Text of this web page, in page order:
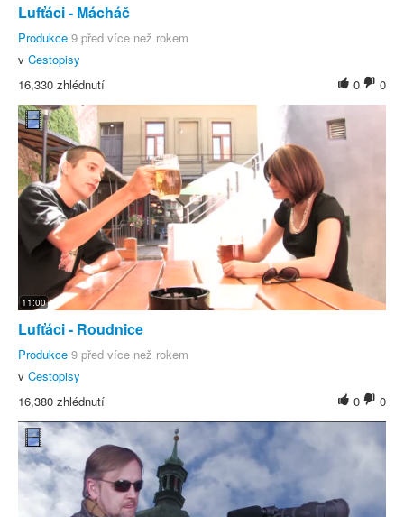
Lufťáci - Mácháč
Produkce 9 před více než rokem
v Cestopisy
0
0
16,330 zhlédnutí
11:00
Lufťáci - Roudnice
Produkce 9 před více než rokem
v Cestopisy
0
0
16,380 zhlédnutí